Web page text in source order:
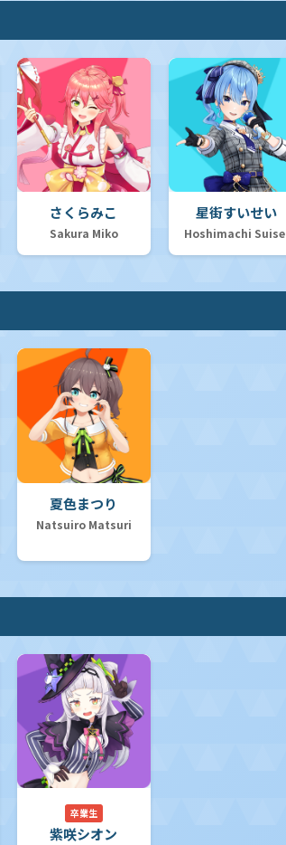
さくらみこ
Sakura Miko
星街すいせい
Hoshimachi
夏色まつり
Natsuiro Matsuri
卒業生
紫咲シオン